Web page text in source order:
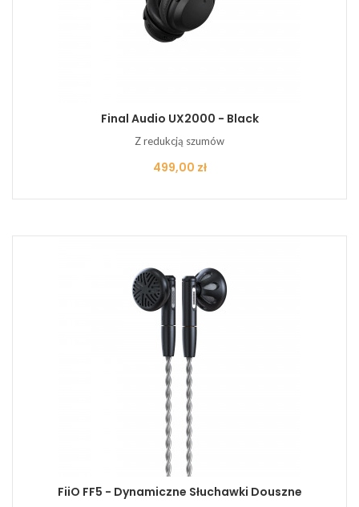
Final Audio UX2000 - Black
Z redukcją szumów
Cena
499,00 zł
FiiO FF5 - Dynamiczne Słuchawki Douszne